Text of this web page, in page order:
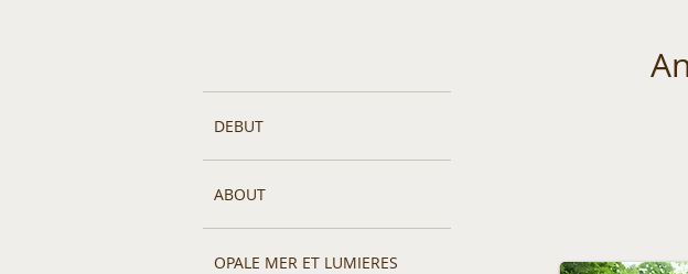
DEBUT
ABOUT
OPALE MER ET LUMIERES